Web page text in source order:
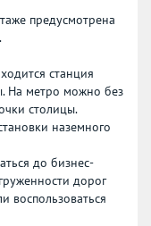
предусмотрена
станция
На метро можно без
столицы.
наземного
до бизнес-
дорог
воспользоваться